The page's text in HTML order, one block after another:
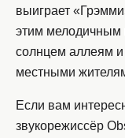
выиграет
этим мелодичным
солнцем аллеям
местными
Если вам
звукорежиссёр